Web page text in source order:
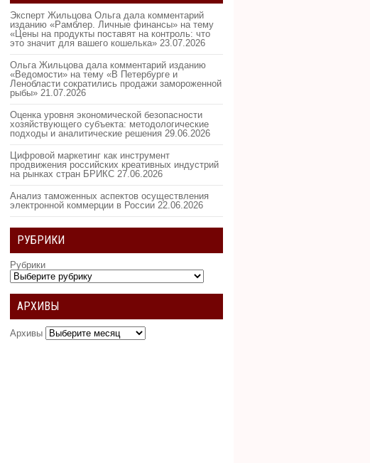
Эксперт Жильцова Ольга дала комментарий
изданию «Рамблер. Личные финансы» на тему
«Цены на продукты поставят на контроль: что
это значит для вашего кошелька» 23.07.2026
Ольга Жильцова дала комментарий изданию
«Ведомости» на тему «В Петербурге и
Ленобласти сократились продажи замороженной
рыбы» 21.07.2026
Оценка уровня экономической безопасности
хозяйствующего субъекта: методологические
подходы и аналитические решения 29.06.2026
Цифровой маркетинг как инструмент
продвижения российских креативных индустрий
на рынках стран БРИКС 27.06.2026
Анализ таможенных аспектов осуществления
электронной коммерции в России 22.06.2026
РУБРИКИ
Рубрики
АРХИВЫ
Архивы